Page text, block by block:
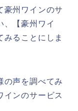
豪州ワインのサ
、【豪州ワイ
ることにしま
の声を調べてみ
インのサービス